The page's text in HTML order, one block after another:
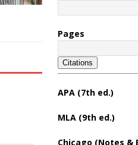
Pages
Citations
APA (7th ed.)
MLA (9th ed.)
Chicago (Notes &